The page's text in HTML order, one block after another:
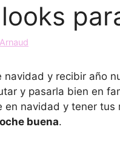
y recibir año
y pasarla bien en
en navidad y tener
buena.